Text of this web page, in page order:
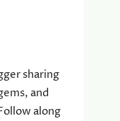
sharing
and
along